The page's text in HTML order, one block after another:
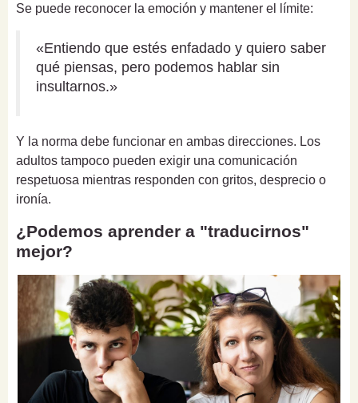
Se puede reconocer la emoción y mantener el límite:
«Entiendo que estés enfadado y quiero saber
qué piensas, pero podemos hablar sin
insultarnos.»
Y la norma debe funcionar en ambas direcciones. Los
adultos tampoco pueden exigir una comunicación
respetuosa mientras responden con gritos, desprecio o
ironía.
¿Podemos aprender a "traducirnos"
mejor?